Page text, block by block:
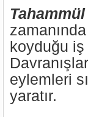
koyduğu iş
eylemleri
yaratır.